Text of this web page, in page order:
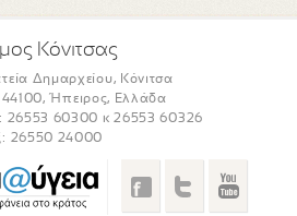
Κόνιτσας
Δημαρχείου, Κόνιτσα
44100, Ήπειρος, Ελλάδα
26553 60300 κ 26553 60326
26550 24000